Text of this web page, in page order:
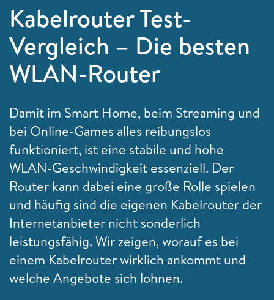
Kabelrouter Test-
Vergleich – Die besten
WLAN-Router
Damit im Smart Home, beim Streaming und
bei Online-Games alles reibungslos
funktioniert, ist eine stabile und hohe
WLAN-Geschwindigkeit essenziell. Der
Router kann dabei eine große Rolle spielen
und häufig sind die eigenen Kabelrouter der
Internetanbieter nicht sonderlich
leistungsfähig. Wir zeigen, worauf es bei
einem Kabelrouter wirklich ankommt und
welche Angebote sich lohnen.